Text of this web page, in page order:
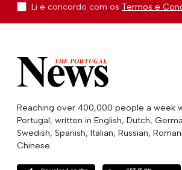
Li e concordo com os Termos e
Reaching over 400,000 people a week
Portugal, written in English, Dutch,
Swedish, Spanish, Italian, Russian,
Chinese.